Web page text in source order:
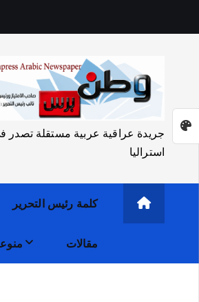
جريدة عراقية عربية مستقلة تصدر
استراليا
كلمة رئيس التحرير
مقالات